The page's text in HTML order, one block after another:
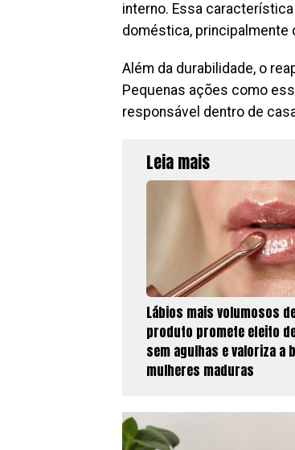
interno. Essa
doméstica, principalmente
Além da durabilidade, o
Pequenas ações como
responsável dentro de
Leia mais
Lábios mais volumosos
produto promete efeito
sem agulhas e valoriza a
mulheres maduras